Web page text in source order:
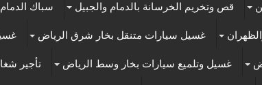
قص وتخريم الخرسانة بالدمام والجبيل سباك الدمام
غسيل سيارات متنقل بخار شرق الرياض
غسيل وتلميع سيارات بخار وسط الرياض تأجير